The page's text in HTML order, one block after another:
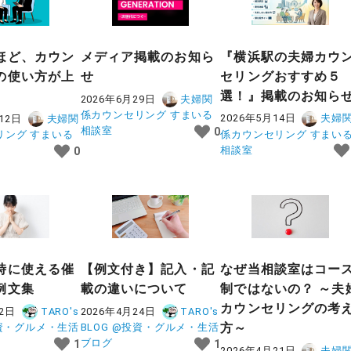
ど、カウン
使い方が上
日
夫婦関
ング すまいる
0
メディア掲載のお知ら
せ
2026年6月29日
夫婦関
係カウンセリング すまいる
相談室
0
『横浜駅の夫婦カウ
セリングおすすめ５
選！』掲載のお知ら
2026年5月14日
夫婦関
係カウンセリング すまいる
相談室
に使える催
文集
日
TARO's
・グルメ・生活
1
【例文付き】記入・記
載の違いについて
2026年4月24日
TARO's
BLOG @投資・グルメ・生活
ブログ
1
なぜ当相談室はコー
制ではないの？ ～夫
カウンセリングの考え
方～